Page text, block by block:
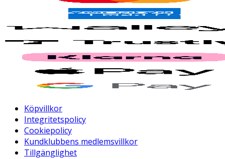
Köpvillkor
Integritetspolicy
Cookiepolicy
Kundklubbens medlemsvillkor
Tillgänglighet